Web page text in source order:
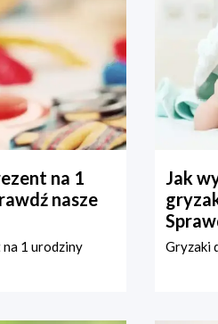
na 1
nasze
na 1 urodziny
Jak
Gryzaki